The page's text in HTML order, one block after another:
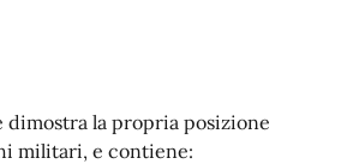
dimostra la propria posizione
militari, e contiene: